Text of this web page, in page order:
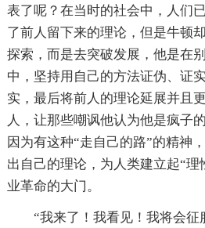
表了呢？在当时的社会中，人们
了前人留下来的理论，但是牛顿
探索，而是去突破发展，他是在
中，坚持用自己的方法证伪、证
实，最后将前人的理论延展并且
人，让那些嘲讽他认为他是疯子
因为有这种“走自己的路”的精神
出自己的理论，为人类建立起“理
业革命的大门。
“我来了！我看见！我将会征